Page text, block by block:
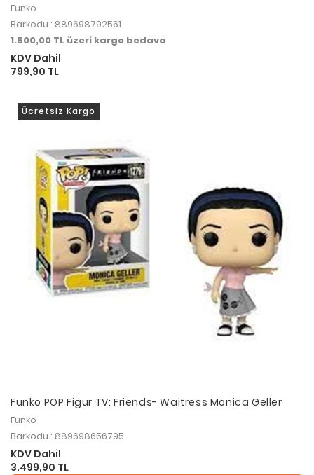
Funko
Barkodu : 889698792561
1.500,00 TL üzeri kargo bedava
KDV Dahil
799,90 TL
Ücretsiz Kargo
Funko POP Figür TV: Friends- Waitress Monica Geller
Funko
Barkodu : 889698656795
KDV Dahil
3.499,90 TL